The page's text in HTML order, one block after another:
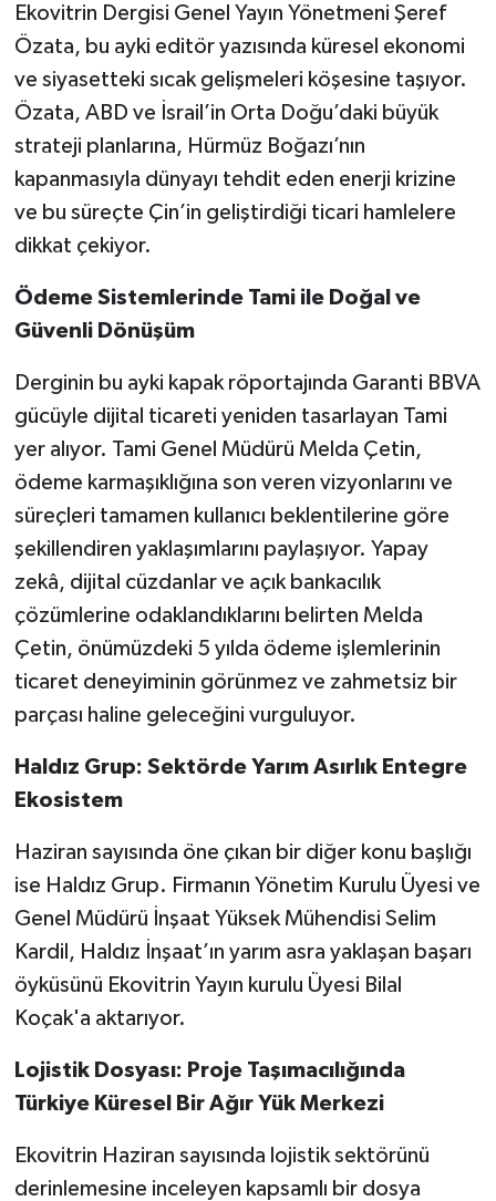
Ekovitrin Dergisi Genel Yayın Yönetmeni Şeref
Özata, bu ayki editör yazısında küresel ekonomi
ve siyasetteki sıcak gelişmeleri köşesine taşıyor.
Özata, ABD ve İsrail’in Orta Doğu’daki büyük
strateji planlarına, Hürmüz Boğazı’nın
kapanmasıyla dünyayı tehdit eden enerji krizine
ve bu süreçte Çin’in geliştirdiği ticari hamlelere
dikkat çekiyor.
Ödeme Sistemlerinde Tami ile Doğal ve
Güvenli Dönüşüm
Derginin bu ayki kapak röportajında Garanti BBVA
gücüyle dijital ticareti yeniden tasarlayan Tami
yer alıyor. Tami Genel Müdürü Melda Çetin,
ödeme karmaşıklığına son veren vizyonlarını ve
süreçleri tamamen kullanıcı beklentilerine göre
şekillendiren yaklaşımlarını paylaşıyor. Yapay
zekâ, dijital cüzdanlar ve açık bankacılık
çözümlerine odaklandıklarını belirten Melda
Çetin, önümüzdeki 5 yılda ödeme işlemlerinin
ticaret deneyiminin görünmez ve zahmetsiz bir
parçası haline geleceğini vurguluyor.
Haldız Grup: Sektörde Yarım Asırlık Entegre
Ekosistem
Haziran sayısında öne çıkan bir diğer konu başlığı
ise Haldız Grup. Firmanın Yönetim Kurulu Üyesi ve
Genel Müdürü İnşaat Yüksek Mühendisi Selim
Kardil, Haldız İnşaat’ın yarım asra yaklaşan başarı
öyküsünü Ekovitrin Yayın kurulu Üyesi Bilal
Koçak'a aktarıyor.
Lojistik Dosyası: Proje Taşımacılığında
Türkiye Küresel Bir Ağır Yük Merkezi
Ekovitrin Haziran sayısında lojistik sektörünü
derinlemesine inceleyen kapsamlı bir dosya